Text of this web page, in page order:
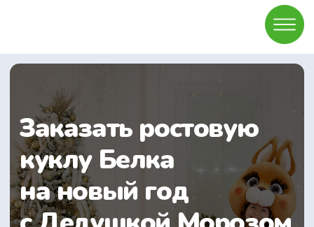
Заказать ростовую
куклу Белка
на новый год
с Дедушкой Морозом